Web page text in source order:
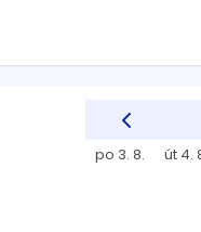
po 3. 8. út 4.